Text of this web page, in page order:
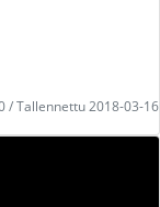
/ Tallennettu 2018-03-16